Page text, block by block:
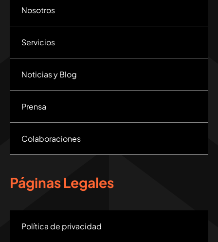
Nosotros
Servicios
Noticias y Blog
Prensa
Colaboraciones
Páginas Legales
Política de privacidad